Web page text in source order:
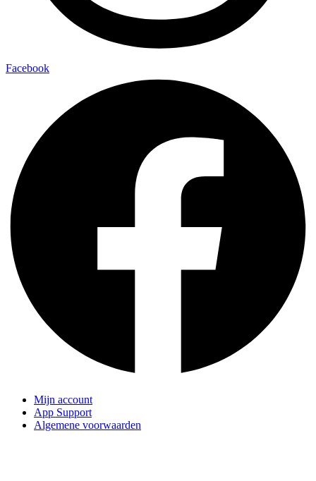
Facebook
Mijn account
App Support
Algemene voorwaarden